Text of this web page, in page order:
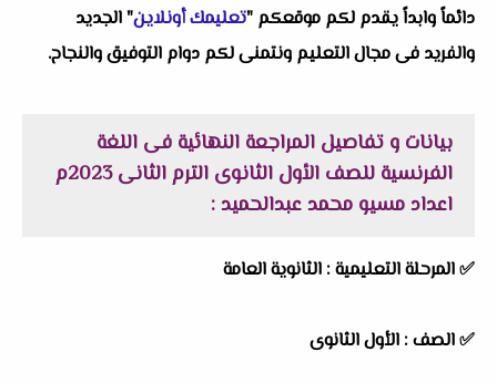
دائماً وابداً يقدم لكم موقعكم "تعليمك أونلاين" الجديد
والفريد فى مجال التعليم ونتمنى لكم دوام التوفيق والنجاح.
بيانات و تفاصيل المراجعة النهائية فى اللغة
الفرنسية للصف الأول الثانوى الترم الثانى 2023م
اعداد مسيو محمد عبدالحميد :
✅ المرحلة التعليمية : الثانوية العامة
✅ الصف : الأول الثانوى